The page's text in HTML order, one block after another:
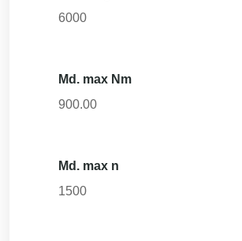
6000
Md. max Nm
900.00
Md. max n
1500